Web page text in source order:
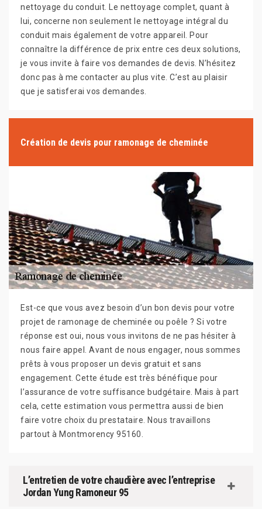
nettoyage du conduit. Le nettoyage complet, quant à
lui, concerne non seulement le nettoyage intégral du
conduit mais également de votre appareil. Pour
connaître la différence de prix entre ces deux solutions,
je vous invite à faire vos demandes de devis. N’hésitez
donc pas à me contacter au plus vite. C’est au plaisir
que je satisferai vos demandes.
Création de devis pour ramonage de cheminée
Est-ce que vous avez besoin d’un bon devis pour votre
projet de ramonage de cheminée ou poêle ? Si votre
réponse est oui, nous vous invitons de ne pas hésiter à
nous faire appel. Avant de nous engager, nous sommes
prêts à vous proposer un devis gratuit et sans
engagement. Cette étude est très bénéfique pour
l’assurance de votre suffisance budgétaire. Mais à part
cela, cette estimation vous permettra aussi de bien
faire votre choix du prestataire. Nous travaillons
partout à Montmorency 95160.
L’entretien de votre chaudière avec l’entreprise
Jordan Yung Ramoneur 95